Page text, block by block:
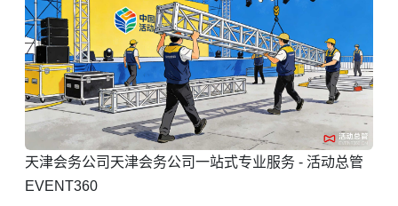
天津会务公司天津会务公司一站式专业服务 - 活动总管
EVENT360